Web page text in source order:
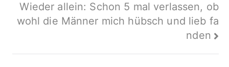
Wieder allein: Schon 5 mal verlassen, ob
wohl die Männer mich hübsch und lieb fa
nden